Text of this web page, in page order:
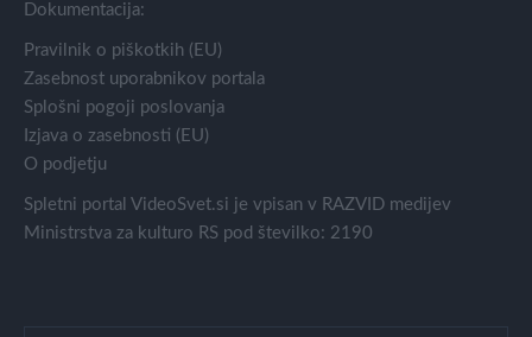
Dokumentacija:
Pravilnik o piškotkih (EU)
Zasebnost uporabnikov portala
Splošni pogoji poslovanja
Izjava o zasebnosti (EU)
O podjetju
Spletni portal VideoSvet.si je vpisan v RAZVID medijev
Ministrstva za kulturo RS pod številko: 2190